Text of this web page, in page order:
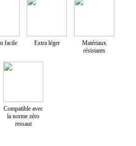
facile Extra léger
Matériaux
résistants
Compatible avec
la norme zéro
ressaut